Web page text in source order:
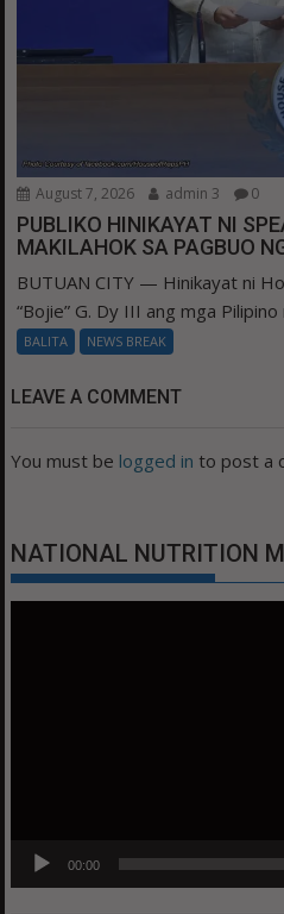
August 7, 2026 admin 3 0
PUBLIKO HINIKAYAT NI
MAKILAHOK SA PAGBUO
BUTUAN CITY — Hinikayat ni
“Bojie” G. Dy III ang mga Pilipino
BALITA NEWS BREAK
LEAVE A COMMENT
You must be logged in to post a
NATIONAL NUTRITION
00:00